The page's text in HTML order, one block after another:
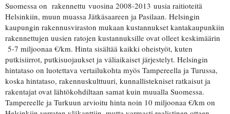
Suomessa on rakennettu vuosina 2008-2013 uusia raitioteitä
Helsinkiin, muun muassa Jätkäsaareen ja Pasilaan. Helsingin
kaupungin rakennusviraston mukaan kustannukset kantakaupunkiin
rakennettujen uusien ratojen kustannuksille ovat olleet keskimäärin
5-7 miljoonaa €/km. Hinta sisältää kaikki oheistyöt, kuten
putkisiirrot, putkisuojaukset ja väliaikaiset järjestelyt. Helsingin
hintataso on luotettava vertailukohta myös Tampereella ja Turussa,
koska hintataso, rakennuskulttuuri, kunnallistekniset ratkaisut ja
rakentajat ovat lähtökohdiltaan samat kuin muualla Suomessa.
Tampereelle ja Turkuun arvioitu hinta noin 10 miljoonaa €/km on